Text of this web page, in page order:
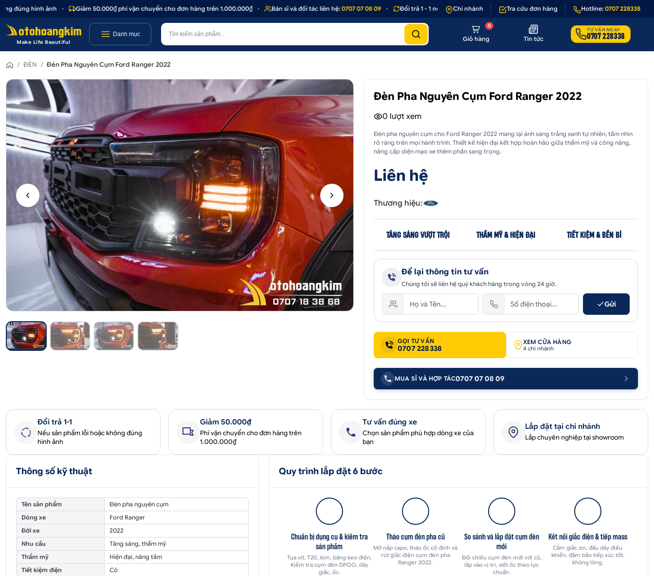
hình ảnh • Giảm 50.000₫ phí vận chuyển cho đơn hàng trên 1.000.000₫ • Bán sỉ và đối tác liên hệ:0707 07 08 09 • Đổi trả 1 - 1 nếu sản phẩm lỗi hoặc không đúng hình ảnh • Giảm 50.000₫ phí vận
Chi nhánh Tra cứu đơn hàng Hotline: 0707 228338
Make Life Beautiful
Danh mục
Giỏ hàng
0
Tin tức
TƯ VẤN NGAY
0707 228338
/ ĐÈN / Đèn Pha Nguyên Cụm Ford Ranger 2022
Đèn Pha Nguyên Cụm Ford Ranger 2022
0 lượt xem
Đèn pha nguyên cụm cho Ford Ranger 2022 mang lại ánh sáng trắng xanh tự nhiên, tầm nhìn
rõ ràng trên mọi hành trình. Thiết kế hiện đại kết hợp hoàn hảo giữa thẩm mỹ và công năng,
nâng cấp diện mạo xe thêm phần sang trọng.
Liên hệ
Thương hiệu:
TĂNG SÁNG VƯỢT TRỘI THẨM MỸ & HIỆN ĐẠI TIẾT KIỆM & BỀN BỈ
Để lại thông tin tư vấn
Chúng tôi sẽ liên hệ quý khách hàng trong vòng 24 giờ.
Gửi
GỌI TƯ VẤN
0707 228338
XEM CỬA HÀNG
4 chi nhánh
MUA SỈ VÀ HỢP TÁC0707 07 08 09
Đổi trả 1-1
Nếu sản phẩm lỗi hoặc không đúng
hình ảnh
Giảm 50.000₫
Phí vận chuyển cho đơn hàng trên
1.000.000₫
Tư vấn đúng xe
Chọn sản phẩm phù hợp dòng xe của
bạn
Lắp đặt tại chi nhánh
Lắp chuyên nghiệp tại showroom
Thông số kỹ thuật
Tên sản phẩm
Đèn pha nguyên cụm
Dòng xe
Ford Ranger
Đời xe
2022
Nhu cầu
Tăng sáng, thẩm mỹ
Thẩm mỹ
Hiện đại, nâng tầm
Tiết kiệm điện
Có
Quy trình lắp đặt 6 bước
Chuẩn bị dụng cụ & kiểm tra
sản phẩm
Tua vít, T20, kìm, băng keo điện.
Kiểm tra cụm đèn DPOO, dây
giắc, ốc.
Tháo cụm đèn pha cũ
Mở nắp capo, tháo ốc cố định và
rút giắc điện cụm đèn pha
Ranger 2022.
So sánh và lắp đặt cụm đèn
mới
Đối chiếu cụm đèn mới với cũ,
lắp vào vị trí, siết ốc theo lực
chuẩn.
Kết nối giắc điện & tiếp mass
Cắm giắc zin, đấu dây điều
khiển, đảm bảo tiếp xúc tốt,
không lỏng.